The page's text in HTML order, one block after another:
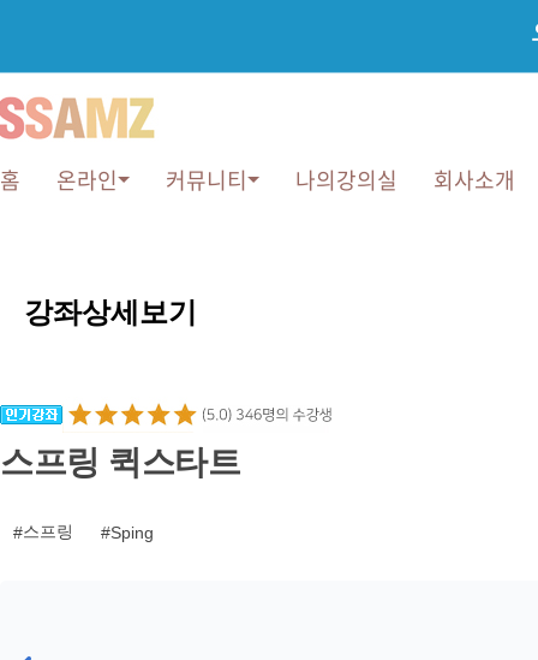
홈 온라인 커뮤니티 나의강의실 회사소개
강좌상세보기
스프링 퀵스타트
스프링 Sping